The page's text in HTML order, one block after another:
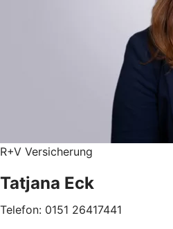
R+V Versicherung
Tatjana Eck
Telefon: 0151 26417441